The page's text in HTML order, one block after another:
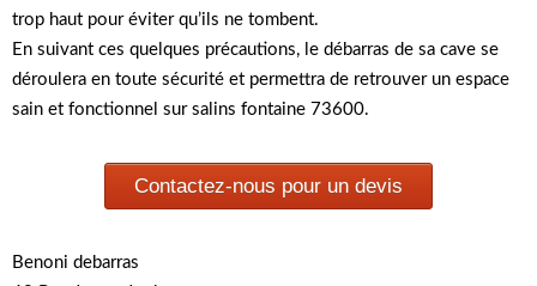
trop haut pour éviter qu’ils ne tombent.
En suivant ces quelques précautions, le débarras de sa cave se
déroulera en toute sécurité et permettra de retrouver un espace
sain et fonctionnel sur salins fontaine 73600.
Contactez-nous pour un devis
Benoni debarras